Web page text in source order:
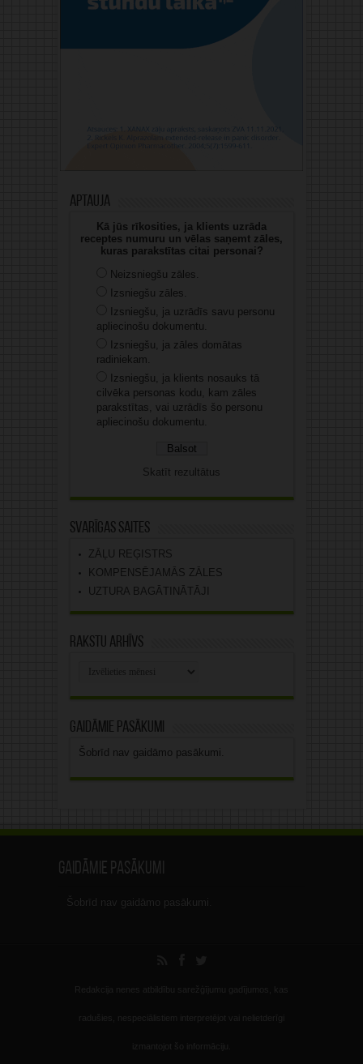
Aptauja
Kā jūs rīkosities, ja klients uzrāda
receptes numuru un vēlas saņemt zāles,
kuras parakstītas citai personai?
Neizsniegšu zāles.
Izsniegšu zāles.
Izsniegšu, ja uzrādīs savu personu
apliecinošu dokumentu.
Izsniegšu, ja zāles domātas
radiniekam.
Izsniegšu, ja klients nosauks tā
cilvēka personas kodu, kam zāles
parakstītas, vai uzrādīs šo personu
apliecinošu dokumentu.
Skatīt rezultātus
Svarīgas saites
ZĀĻU REĢISTRS
KOMPENSĒJAMĀS ZĀLES
UZTURA BAGĀTINĀTĀJI
Rakstu arhīvs
Gaidāmie pasākumi
Šobrīd nav gaidāmo pasākumi.
Gaidāmie pasākumi
Šobrīd nav gaidāmo pasākumi.
Redakcija nenes atbildību sarežģījumu gadījumos, kas